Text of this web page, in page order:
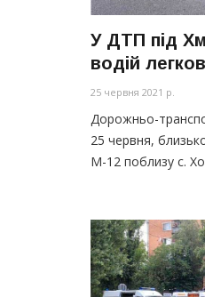
У ДТП під
водій
25 червня 2021 р.
Дорожньо-
25 червня,
М-12 поблизу с.